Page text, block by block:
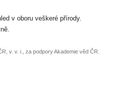
nebo
v oboru veškeré přírody.
v. v. i., za podpory Akademie věd ČR.